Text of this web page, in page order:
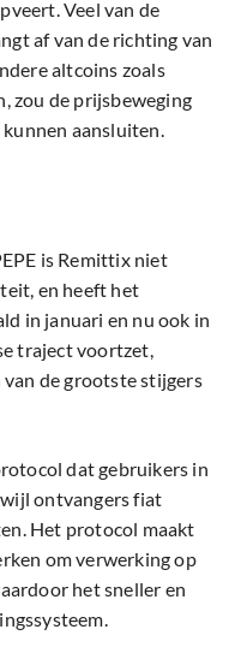
Veel van de
af van de richting van
altcoins zoals
zou de prijsbeweging
kunnen aansluiten.
is Remittix niet
en heeft het
in januari en nu ook in
traject voortzet,
de grootste stijgers
dat gebruikers in
ontvangers fiat
Het protocol maakt
om verwerking op
het sneller en